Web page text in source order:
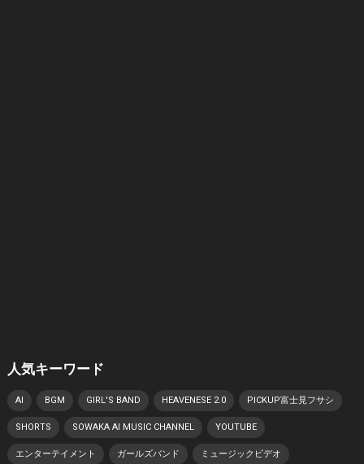
人気キーワード
AI BGM GIRL'S BAND HEAVENESE 2.0 PICKUP富士見フサシ
SHORTS SOWAKA AI MUSIC CHANNEL YOUTUBE
エンターテイメント ガールズバンド ミュージックビデオ